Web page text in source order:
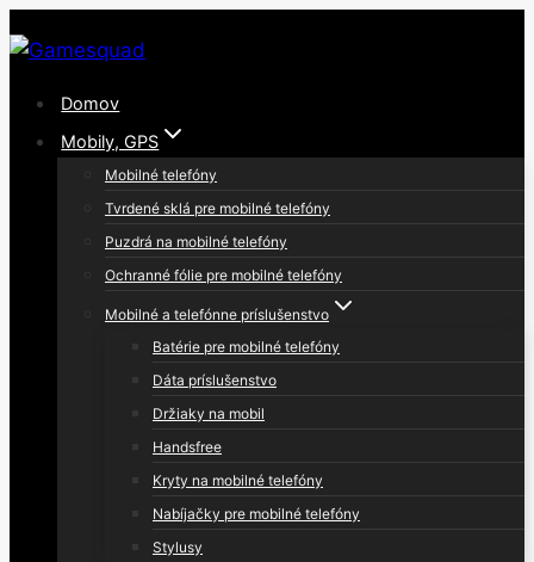
to
Domov
Mobily, GPS
Mobilné telefóny
Tvrdené sklá pre mobilné telefóny
Puzdrá na mobilné telefóny
Ochranné fólie pre mobilné telefóny
Mobilné a telefónne príslušenstvo
Batérie pre mobilné telefóny
Dáta príslušenstvo
Držiaky na mobil
Handsfree
Kryty na mobilné telefóny
Nabíjačky pre mobilné telefóny
Stylusy